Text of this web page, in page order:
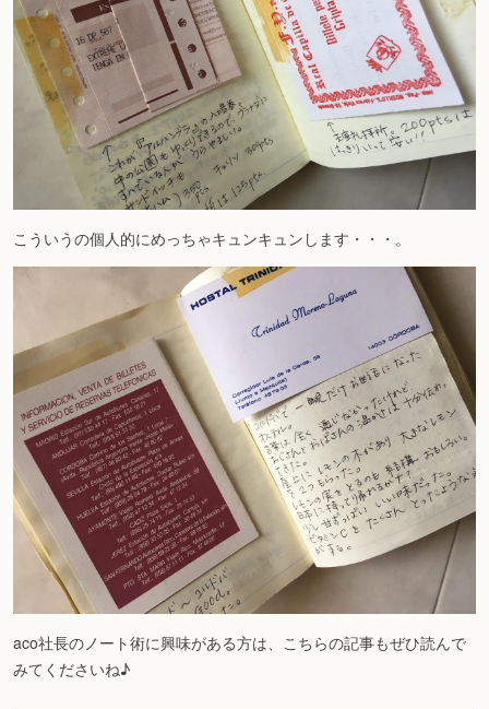
こういうの個人的にめっちゃキュンキュンします・・・。
aco社長のノート術に興味がある方は、こちらの記事もぜひ読んで
みてくださいね♪